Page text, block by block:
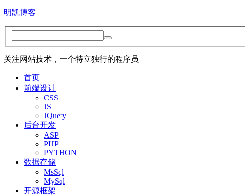
明凯博客
关注网站技术，一个特立独行的程序员
首页
前端设计
CSS
JS
JQuery
后台开发
ASP
PHP
PYTHON
数据存储
MsSql
MySql
开源框架